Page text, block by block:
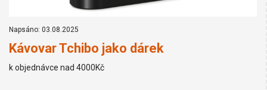
Napsáno: 03.08.2025
Kávovar Tchibo jako dárek
k objednávce nad 4000Kč